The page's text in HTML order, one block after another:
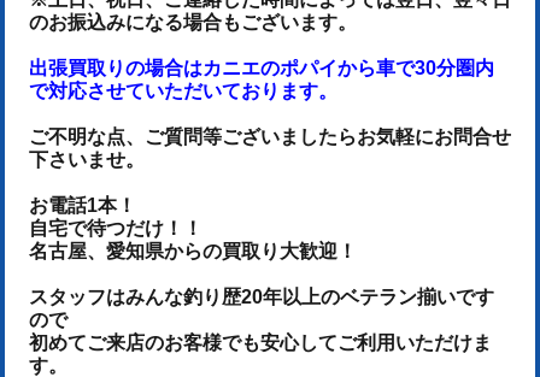
のお振込みになる場合もございます。
出張買取りの場合はカニエのポパイから車で30分圏内
で対応させていただいております。
ご不明な点、ご質問等ございましたらお気軽にお問合せ
下さいませ。
お電話1本！
自宅で待つだけ！！
名古屋、愛知県からの買取り大歓迎！
スタッフはみんな釣り歴20年以上のベテラン揃いです
ので
初めてご来店のお客様でも安心してご利用いただけま
す。